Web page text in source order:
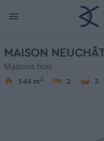
MAISON
Maisons bois
144 m2 2 2